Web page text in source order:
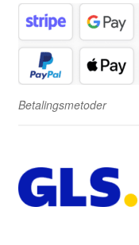
Betalingsmetoder